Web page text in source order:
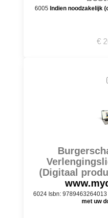
6005 Indien noodzakelijk
€
(Digitaal
6024 Isbn: 9789463264013
met uw